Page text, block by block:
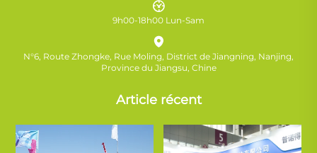
9h00-18h00 Lun-Sam
N°6, Route Zhongke, Rue Moling, District de Jiangning, Nanjing,
Province du Jiangsu, Chine
Article récent